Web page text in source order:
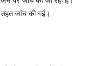
जांच की गई।